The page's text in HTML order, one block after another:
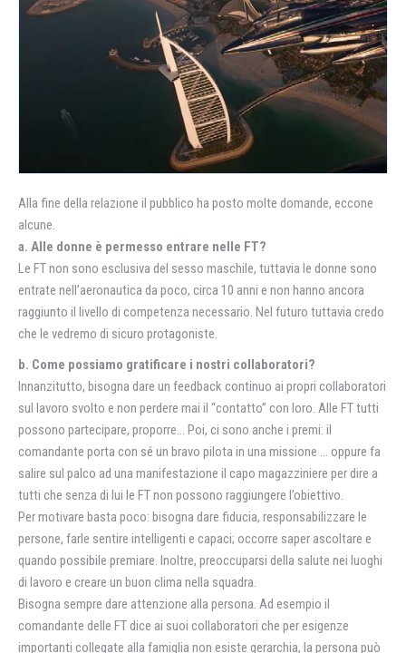
Alla fine della relazione il pubblico ha posto molte domande, eccone
alcune.
a. Alle donne è permesso entrare nelle FT?
Le FT non sono esclusiva del sesso maschile, tuttavia le donne sono
entrate nell’aeronautica da poco, circa 10 anni e non hanno ancora
raggiunto il livello di competenza necessario. Nel futuro tuttavia credo
che le vedremo di sicuro protagoniste.
b. Come possiamo gratificare i nostri collaboratori?
Innanzitutto, bisogna dare un feedback continuo ai propri collaboratori
sul lavoro svolto e non perdere mai il “contatto” con loro. Alle FT tutti
possono partecipare, proporre… Poi, ci sono anche i premi: il
comandante porta con sé un bravo pilota in una missione … oppure fa
salire sul palco ad una manifestazione il capo magazziniere per dire a
tutti che senza di lui le FT non possono raggiungere l’obiettivo.
Per motivare basta poco: bisogna dare fiducia, responsabilizzare le
persone, farle sentire intelligenti e capaci; occorre saper ascoltare e
quando possibile premiare. Inoltre, preoccuparsi della salute nei luoghi
di lavoro e creare un buon clima nella squadra.
Bisogna sempre dare attenzione alla persona. Ad esempio il
comandante delle FT dice ai suoi collaboratori che per esigenze
importanti collegate alla famiglia non esiste gerarchia, la persona può